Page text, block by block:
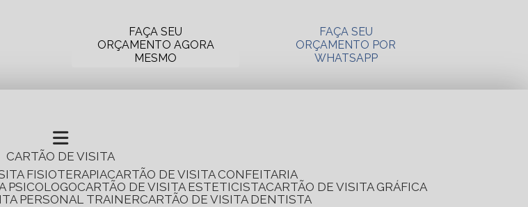
FAÇA SEU
ORÇAMENTO AGORA
MESMO
FAÇA SEU
ORÇAMENTO POR
WHATSAPP
CARTÃO DE VISITA
FISIOTERAPIA CARTÃO DE VISITA CONFEITARIA
PSICOLOGO CARTÃO DE VISITA ESTETICISTA CARTÃO DE VISITA GRÁFICA
PERSONAL TRAINER CARTÃO DE VISITA DENTISTA